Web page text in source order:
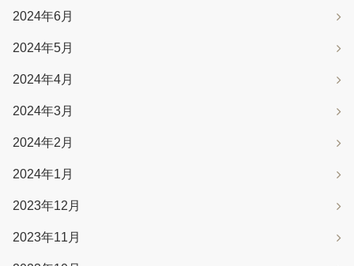
2024年6月
2024年5月
2024年4月
2024年3月
2024年2月
2024年1月
2023年12月
2023年11月